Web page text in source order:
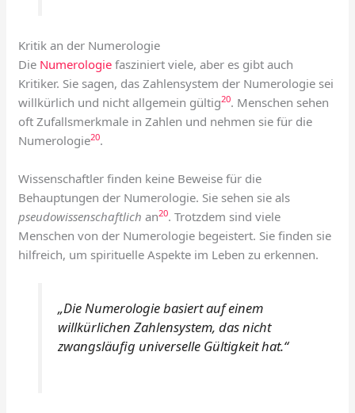
Kritik an der Numerologie
Die Numerologie fasziniert viele, aber es gibt auch
Kritiker. Sie sagen, das Zahlensystem der Numerologie sei
willkürlich und nicht allgemein gültig20. Menschen sehen
oft Zufallsmerkmale in Zahlen und nehmen sie für die
Numerologie20.
Wissenschaftler finden keine Beweise für die
Behauptungen der Numerologie. Sie sehen sie als
pseudowissenschaftlich an20. Trotzdem sind viele
Menschen von der Numerologie begeistert. Sie finden sie
hilfreich, um spirituelle Aspekte im Leben zu erkennen.
„Die Numerologie basiert auf einem
willkürlichen Zahlensystem, das nicht
zwangsläufig universelle Gültigkeit hat.“